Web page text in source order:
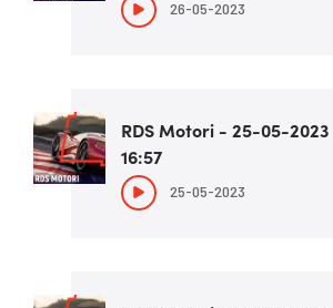
26-05-2023
RDS Motori - 25-05-2023
16:57
25-05-2023